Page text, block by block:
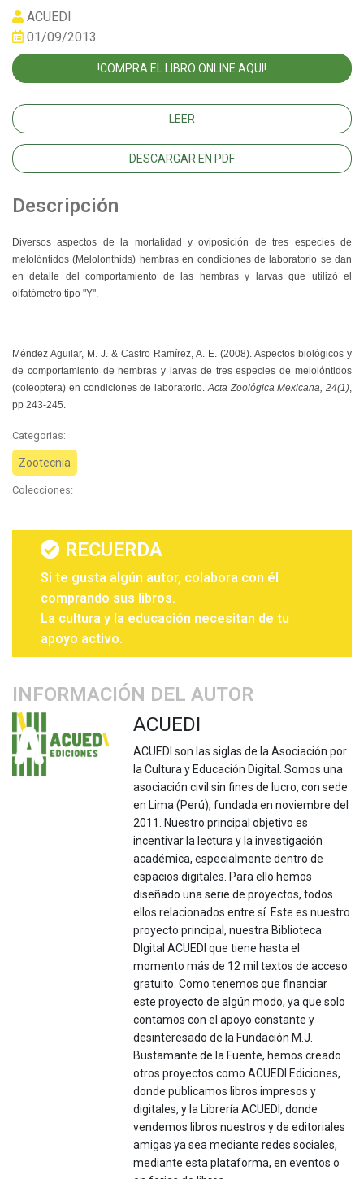
ACUEDI
01/09/2013
!COMPRA EL LIBRO ONLINE AQUI!
LEER
DESCARGAR EN PDF
Descripción
Diversos aspectos de la mortalidad y oviposición de tres especies de
melolóntidos (Melolonthids) hembras en condiciones de laboratorio se dan
en detalle del comportamiento de las hembras y larvas que utilizó el
olfatómetro tipo "Y".
Méndez Aguilar, M. J. & Castro Ramírez, A. E. (2008). Aspectos biológicos y
de comportamiento de hembras y larvas de tres especies de melolóntidos
(coleoptera) en condiciones de laboratorio.Acta Zoológica Mexicana, 24(1),
pp 243-245.
Categorias:
Zootecnia
Colecciones:
RECUERDA
Si te gusta algún autor, colabora con él
comprando sus libros.
La cultura y la educación necesitan de tu
apoyo activo.
INFORMACIÓN DEL AUTOR
ACUEDI
ACUEDI son las siglas de la Asociación por
la Cultura y Educación Digital. Somos una
asociación civil sin fines de lucro, con sede
en Lima (Perú), fundada en noviembre del
2011. Nuestro principal objetivo es
incentivar la lectura y la investigación
académica, especialmente dentro de
espacios digitales. Para ello hemos
diseñado una serie de proyectos, todos
ellos relacionados entre sí. Este es nuestro
proyecto principal, nuestra Biblioteca
DIgital ACUEDI que tiene hasta el
momento más de 12 mil textos de acceso
gratuito. Como tenemos que financiar
este proyecto de algún modo, ya que solo
contamos con el apoyo constante y
desinteresado de la Fundación M.J.
Bustamante de la Fuente, hemos creado
otros proyectos como ACUEDI Ediciones,
donde publicamos libros impresos y
digitales, y la Librería ACUEDI, donde
vendemos libros nuestros y de editoriales
amigas ya sea mediante redes sociales,
mediante esta plataforma, en eventos o